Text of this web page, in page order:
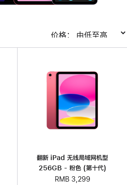
翻新 iPad 无线局域网机型
256GB - 粉色 (第十代)
RMB 3,299